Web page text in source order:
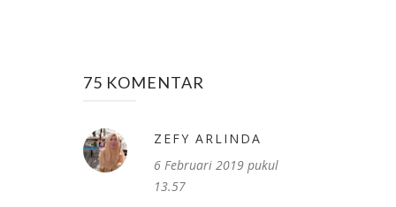
75 KOMENTAR
ZEFY ARLINDA
6 Februari 2019 pukul
13.57